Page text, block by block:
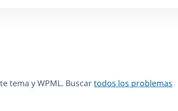
tema y WPML. Buscartodos los problemas